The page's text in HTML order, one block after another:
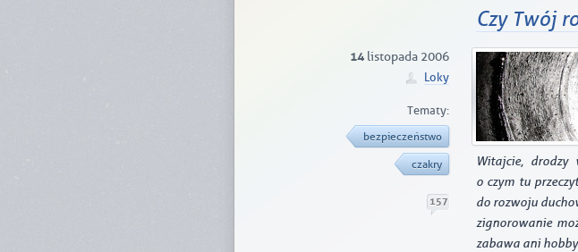
Czy Twój
Witajcie, drodzy
o czym tu
do rozwoju
zignorowanie
zabawa ani
14 listopada 2006
Loky
Tematy:
bezpieczeństwo
czakry
157